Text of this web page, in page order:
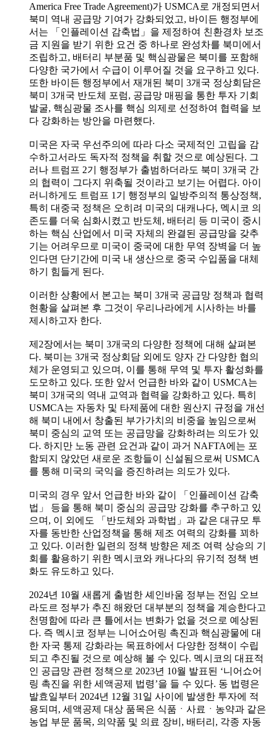
America Free Trade Agreement)가 USMCA로 개정되면서
북미 역내 공급망 기여가 강화되었고, 바이든 행정부에
서는 「인플레이션 감축법」을 제정하여 친환경차 보조
금 지원을 받기 위한 요건 중 하나로 완성차를 북미에서
조립하고, 배터리 부분품 및 핵심광물은 북미를 포함해
다양한 국가에서 수급이 이루어질 것을 요구하고 있다.
또한 바이든 행정부에서 재개된 북미 3개국 정상회담은
북미 3개국 반도체 포럼, 공급망 매핑을 통한 투자 기회
발굴, 핵심광물 조사를 핵심 의제로 선정하여 협력을 보
다 강화하는 방안을 마련했다.
미국은 자국 우선주의에 따라 다소 국제적인 고립을 감
수하고서라도 독자적 정책을 취할 것으로 예상된다. 그
러나 트럼프 2기 행정부가 출범하더라도 북미 3개국 간
의 협력이 그다지 위축될 것이라고 보기는 어렵다. 아이
러니하게도 트럼프 1기 행정부의 일방주의적 통상정책,
특히 대중국 정책은 오히려 미국의 대캐나다, 멕시코 의
존도를 더욱 심화시켰고 반도체, 배터리 등 미국이 중시
하는 핵심 산업에서 미국 자체의 완결된 공급망을 갖추
기는 어려우므로 미국이 중국에 대한 무역 장벽을 더 높
인다면 단기간에 미국 내 생산으로 중국 수입품을 대체
하기 힘들게 된다.
이러한 상황에서 본고는 북미 3개국 공급망 정책과 협력
현황을 살펴본 후 그것이 우리나라에게 시사하는 바를
제시하고자 한다.
제2장에서는 북미 3개국의 다양한 정책에 대해 살펴본
다. 북미는 3개국 정상회담 외에도 양자 간 다양한 협의
체가 운영되고 있으며, 이를 통해 무역 및 투자 활성화를
도모하고 있다. 또한 앞서 언급한 바와 같이 USMCA는
북미 3개국의 역내 교역과 협력을 강화하고 있다. 특히
USMCA는 자동차 및 타제품에 대한 원산지 규정을 개선
해 북미 내에서 창출된 부가가치의 비중을 높임으로써
북미 중심의 교역 또는 공급망을 강화하려는 의도가 있
다. 하지만 노동 관련 요건과 같이 과거 NAFTA에는 포
함되지 않았던 새로운 조항들이 신설됨으로써 USMCA
를 통해 미국의 국익을 증진하려는 의도가 있다.
미국의 경우 앞서 언급한 바와 같이 「인플레이션 감축
법」 등을 통해 북미 중심의 공급망 강화를 추구하고 있
으며, 이 외에도 「반도체와 과학법」과 같은 대규모 투
자를 동반한 산업정책을 통해 제조 여력의 강화를 꾀하
고 있다. 이러한 일련의 정책 방향은 제조 여력 상승의 기
회를 활용하기 위한 멕시코와 캐나다의 유기적 정책 변
화도 유도하고 있다.
2024년 10월 새롭게 출범한 셰인바움 정부는 전임 오브
라도르 정부가 추진 해왔던 대부분의 정책을 계승한다고
천명함에 따라 큰 틀에서는 변화가 없을 것으로 예상된
다. 즉 멕시코 정부는 니어쇼어링 촉진과 핵심광물에 대
한 자국 통제 강화라는 목표하에서 다양한 정책이 수립
되고 추진될 것으로 예상해 볼 수 있다. 멕시코의 대표적
인 공급망 관련 정책으로 2023년 10월 발표된 ‘니어쇼어
링 촉진을 위한 세액공제 법령’을 들 수 있다. 동 법령은
발효일부터 2024년 12월 31일 사이에 발생한 투자에 적
용되며, 세액공제 대상 품목은 식품ㆍ사료ㆍ농약과 같은
농업 부문 품목, 의약품 및 의료 장비, 배터리, 각종 자동